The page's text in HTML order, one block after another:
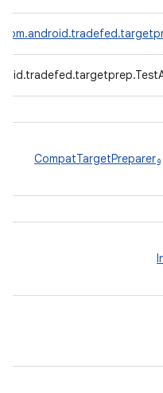
وCompatTargetPreparer